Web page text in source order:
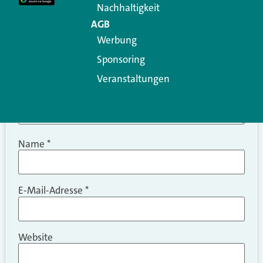
Name *
E-Mail-Adresse *
Website
Nachhaltigkeit
AGB
Werbung
Sponsoring
Veranstaltungen